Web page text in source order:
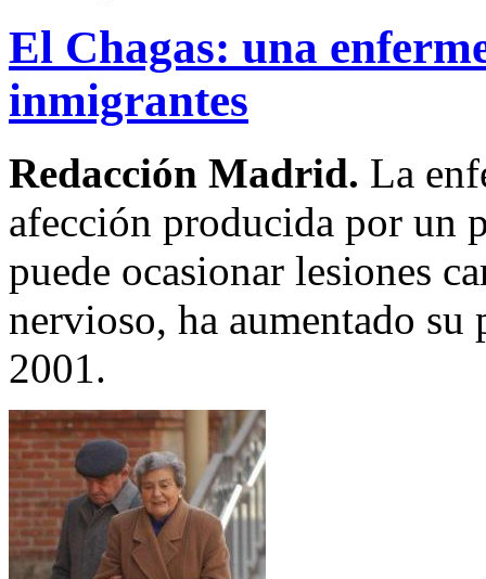
El Chagas: una
inmigrantes
Redacción Madrid. La
afección producida por un
puede ocasionar lesiones
nervioso, ha aumentado su
2001.